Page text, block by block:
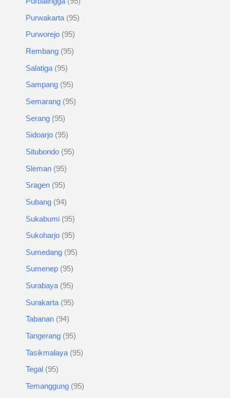
Purwakarta 95
Purworejo 95
Rembang 95
Salatiga 95
Sampang 95
Semarang 95
Serang 95
Sidoarjo 95
Situbondo 95
Sleman 95
Sragen 95
Subang 94
Sukabumi 95
Sukoharjo 95
Sumedang 95
Sumenep 95
Surabaya 95
Surakarta 95
Tabanan 94
Tangerang 95
Tasikmalaya 95
Tegal 95
Temanggung 95